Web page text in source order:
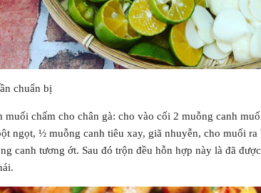
chuẩn bị
muối chấm cho chân gà: cho vào cối 2 muỗng canh
ngọt, ½ muỗng canh tiêu xay, giã nhuyễn, cho muối
canh tương ớt. Sau đó trộn đều hỗn hợp này là đã